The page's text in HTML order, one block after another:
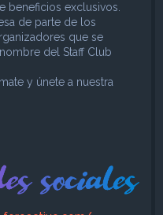
beneficios exclusivos.
de parte de los
que se
del Staff Club
y únete a nuestra